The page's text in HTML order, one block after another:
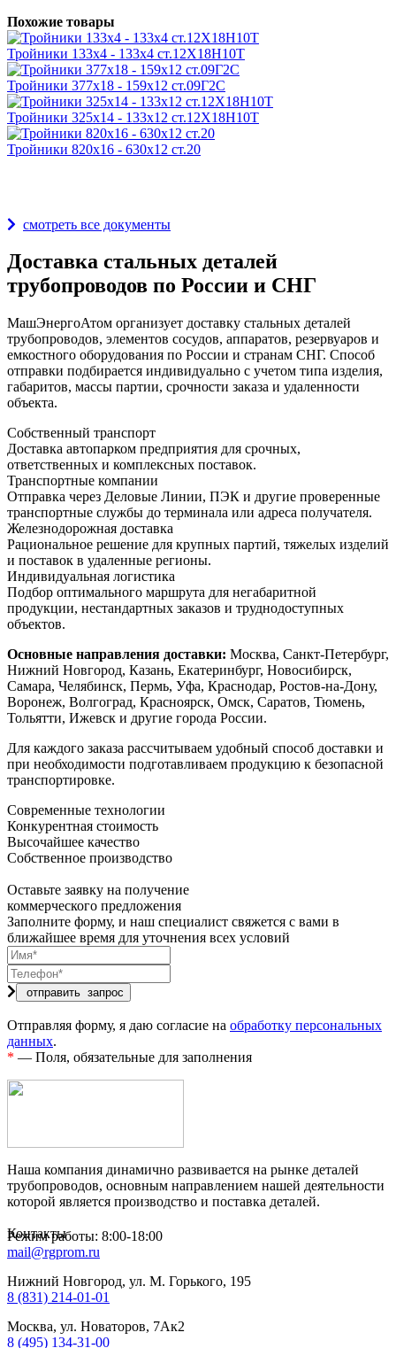
Похожие товары
Тройники 133х4 - 133х4 ст.12Х18Н10Т
Тройники 377х18 - 159х12 ст.09Г2С
Тройники 325х14 - 133х12 ст.12Х18Н10Т
Тройники 820х16 - 630х12 ст.20
смотреть все документы
Доставка стальных деталей
трубопроводов по России и СНГ
МашЭнергоАтом организует доставку стальных деталей
трубопроводов, элементов сосудов, аппаратов, резервуаров и
емкостного оборудования по России и странам СНГ. Способ
отправки подбирается индивидуально с учетом типа изделия,
габаритов, массы партии, срочности заказа и удаленности
объекта.
Собственный транспорт
Доставка автопарком предприятия для срочных,
ответственных и комплексных поставок.
Транспортные компании
Отправка через Деловые Линии, ПЭК и другие проверенные
транспортные службы до терминала или адреса получателя.
Железнодорожная доставка
Рациональное решение для крупных партий, тяжелых изделий
и поставок в удаленные регионы.
Индивидуальная логистика
Подбор оптимального маршрута для негабаритной
продукции, нестандартных заказов и труднодоступных
объектов.
Основные направления доставки: Москва, Санкт-Петербург,
Нижний Новгород, Казань, Екатеринбург, Новосибирск,
Самара, Челябинск, Пермь, Уфа, Краснодар, Ростов-на-Дону,
Воронеж, Волгоград, Красноярск, Омск, Саратов, Тюмень,
Тольятти, Ижевск и другие города России.
Для каждого заказа рассчитываем удобный способ доставки и
при необходимости подготавливаем продукцию к безопасной
транспортировке.
Современные технологии
Конкурентная стоимость
Высочайшее качество
Собственное производство
Оставьте заявку на получение
коммерческого предложения
Заполните форму, и наш специалист свяжется с вами в
ближайшее время для уточнения всех условий
Отправляя форму, я даю согласие на обработку персональных
данных.
* — Поля, обязательные для заполнения
Наша компания динамично развивается на рынке деталей
трубопроводов, основным направлением нашей деятельности
которой является производство и поставка деталей.
Контакты
Режим работы: 8:00-18:00
mail@rgprom.ru
Нижний Новгород, ул. М. Горького, 195
8 (831) 214-01-01
Москва, ул. Новаторов, 7Ак2
8 (495) 134-31-00